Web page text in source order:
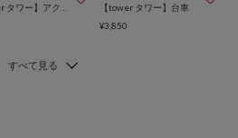
【tower タワー】台車
¥3,850